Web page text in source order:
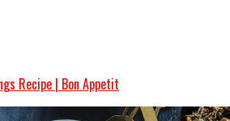
Recipe | Bon Appetit